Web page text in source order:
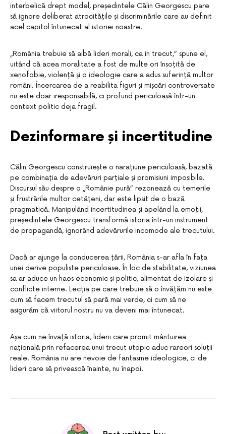
interbelică drept model, președintele Călin Georgescu pare
să ignore deliberat atrocitățile și discriminările care au definit
acel capitol întunecat al istoriei noastre.
„România trebuie să aibă lideri morali, ca în trecut,” spune el,
uitând că acea moralitate a fost de multe ori însoțită de
xenofobie, violență și o ideologie care a adus suferință multor
români. Încercarea de a reabilita figuri și mișcări controversate
nu este doar iresponsabilă, ci profund periculoasă într-un
context politic deja fragil.
Dezinformare și incertitudine
Călin Georgescu construiește o narațiune periculoasă, bazată
pe combinația de adevăruri parțiale și promisiuni imposibile.
Discursul său despre o „Românie pură” rezonează cu temerile
și frustrările multor cetățeni, dar este lipsit de o bază
pragmatică. Manipulând incertitudinea și apelând la emoții,
președintele Georgescu transformă istoria într-un instrument
de propagandă, ignorând adevărurile incomode ale trecutului.
Dacă ar ajunge la conducerea țării, România s-ar afla în fața
unei derive populiste periculoase. În loc de stabilitate, viziunea
sa ar aduce un haos economic și politic, alimentat de izolare și
conflicte interne. Lecția pe care trebuie să o învățăm nu este
cum să facem trecutul să pară mai verde, ci cum să ne
asigurăm că viitorul nostru nu va deveni mai întunecat.
Așa cum ne învață istoria, liderii care promit mântuirea
națională prin refacerea unui trecut utopic aduc rareori soluții
reale. România nu are nevoie de fantasme ideologice, ci de
lideri care să privească înainte, nu înapoi.